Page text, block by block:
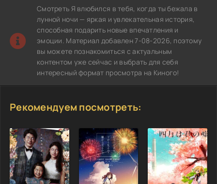
Смотреть Я влюбился в тебя, когда ты бежала в
лунной ночи — яркая и увлекательная история,
способная подарить новые впечатления и
эмоции. Материал добавлен 7-08-2026, поэтому
вы можете познакомиться с актуальным
контентом уже сейчас и выбрать для себя
интересный формат просмотра на Киного!
Рекомендуем посмотреть: